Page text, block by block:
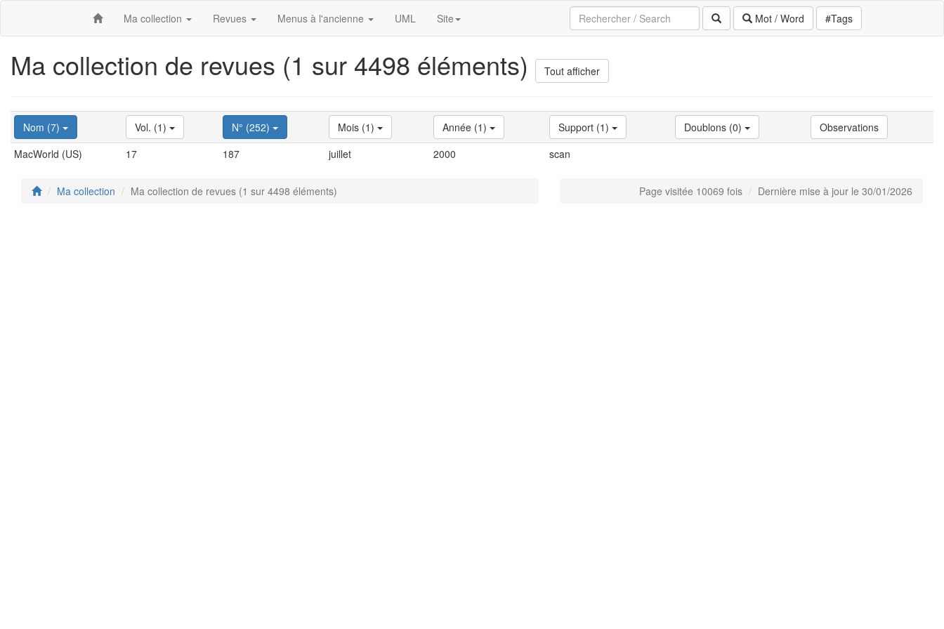
Ma collection Revues Menus à l'ancienne UML Site Mot / Word #Tags
Ma collection de revues (1 sur 4498 éléments) Tout afficher
Nom (7) Vol. (1) N° (252) Mois (1) Année (1) Support (1) Doublons (0)
Observations
MacWorld (US)
17 187 juillet 2000 scan
Ma collection Ma collection de revues (1 sur 4498 éléments) Page visitée 10069 fois Dernière mise à jour le 30/01/2026